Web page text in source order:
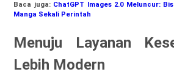
Baca juga: ChatGPT Images 2.0 Meluncur:
Manga Sekali Perintah
Menuju Layanan
Lebih Modern